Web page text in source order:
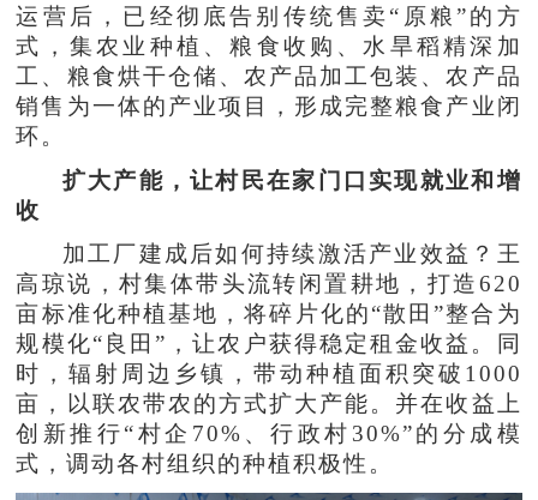
运营后，已经彻底告别传统售卖“原粮”的方
式，集农业种植、粮食收购、水旱稻精深加
工、粮食烘干仓储、农产品加工包装、农产品
销售为一体的产业项目，形成完整粮食产业闭
环。
扩大产能，让村民在家门口实现就业和增
收
加工厂建成后如何持续激活产业效益？王
高琼说，村集体带头流转闲置耕地，打造620
亩标准化种植基地，将碎片化的“散田”整合为
规模化“良田”，让农户获得稳定租金收益。同
时，辐射周边乡镇，带动种植面积突破1000
亩，以联农带农的方式扩大产能。并在收益上
创新推行“村企70%、行政村30%”的分成模
式，调动各村组织的种植积极性。